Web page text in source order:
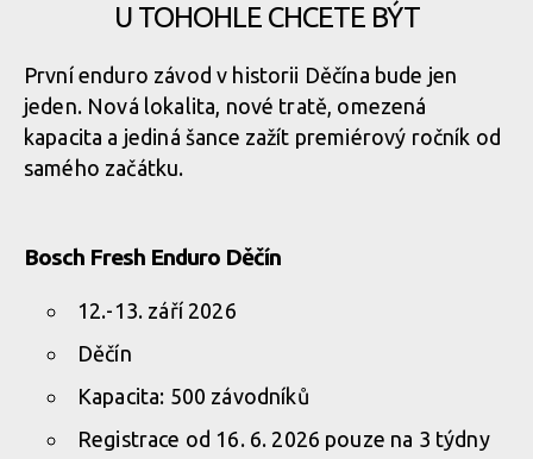
U TOHOHLE CHCETE BÝT
První enduro závod v historii Děčína bude jen
jeden. Nová lokalita, nové tratě, omezená
kapacita a jediná šance zažít premiérový ročník od
samého začátku.
Bosch Fresh Enduro Děčín
12.-13. září 2026
Děčín
Kapacita: 500 závodníků
Registrace od 16. 6. 2026 pouze na 3 týdny